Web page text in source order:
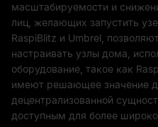
масштабируемости и
лиц, желающих запустить
RaspiBlitz и Umbrel,
настраивать узлы дома,
оборудование, такое как
имеют решающее значение
децентрализованной
доступным для более